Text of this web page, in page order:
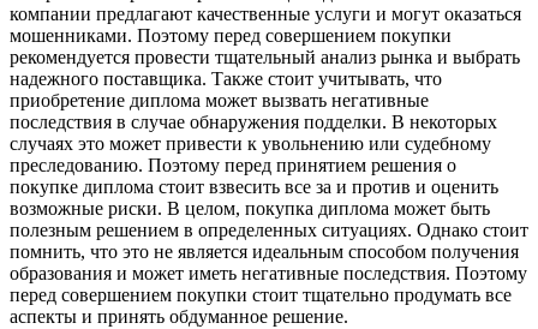
компании предлагают качественные услуги и могут оказаться
мошенниками. Поэтому перед совершением покупки
рекомендуется провести тщательный анализ рынка и выбрать
надежного поставщика. Также стоит учитывать, что
приобретение диплома может вызвать негативные
последствия в случае обнаружения подделки. В некоторых
случаях это может привести к увольнению или судебному
преследованию. Поэтому перед принятием решения о
покупке диплома стоит взвесить все за и против и оценить
возможные риски. В целом, покупка диплома может быть
полезным решением в определенных ситуациях. Однако стоит
помнить, что это не является идеальным способом получения
образования и может иметь негативные последствия. Поэтому
перед совершением покупки стоит тщательно продумать все
аспекты и принять обдуманное решение.